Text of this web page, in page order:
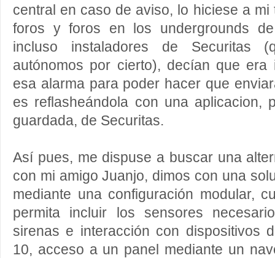
central en caso de aviso, lo hiciese a
foros y foros en los undergrounds
incluso instaladores de Securitas
autónomos por cierto), decían que era
esa alarma para poder hacer que
es reflasheándola con una aplicacion,
guardada, de Securitas.
Así pues, me dispuse a buscar una
con mi amigo Juanjo, dimos con una
mediante una configuración modular,
permita incluir los sensores
sirenas e interacción con dispositivos
10, acceso a un panel mediante un